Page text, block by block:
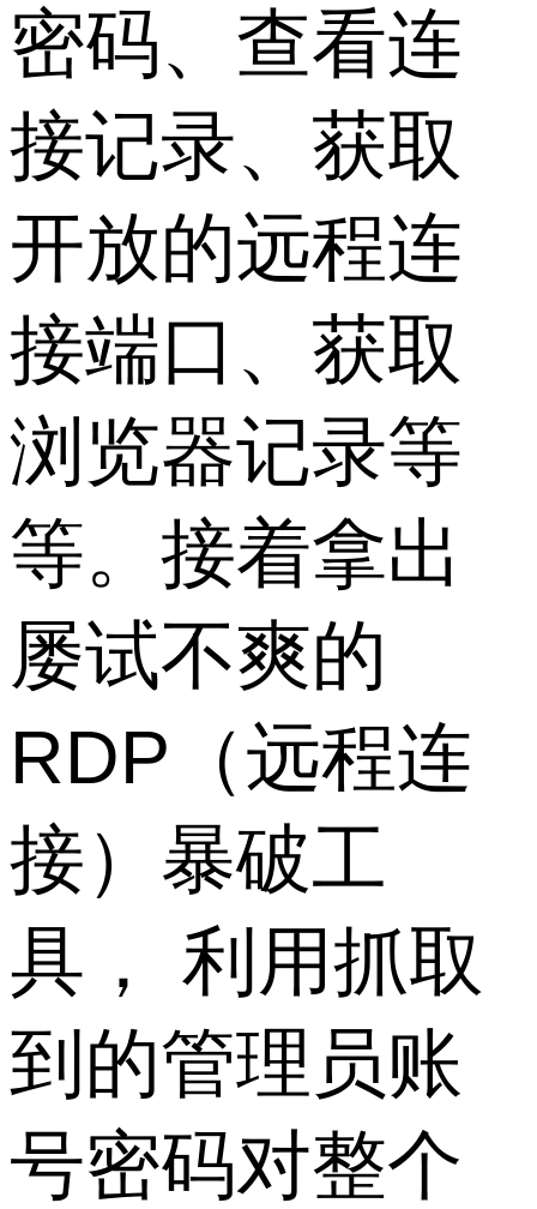
密码、查看连
接记录、获取
开放的远程连
接端口、获取
浏览器记录等
等。接着拿出
屡试不爽的
RDP（远程连
接）暴破工
具， 利用抓取
到的管理员账
号密码对整个